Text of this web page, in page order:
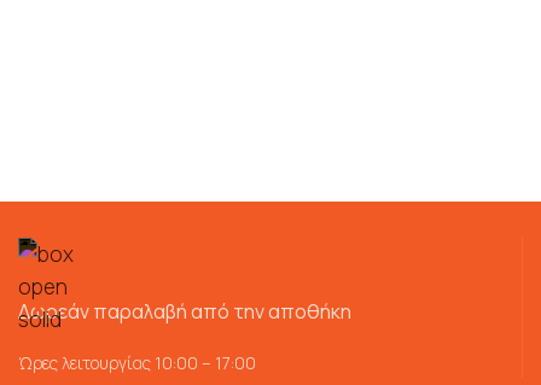
Δωρεάν παραλαβή από την αποθήκη
Ώρες λειτουργίας 10:00 – 17:00